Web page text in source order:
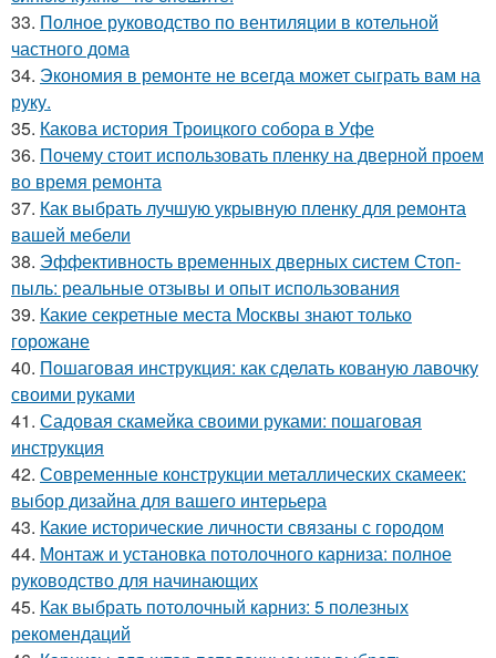
33. Полное руководство по вентиляции в котельной
частного дома
34. Экономия в ремонте не всегда может сыграть вам на
руку.
35. Какова история Троицкого собора в Уфе
36. Почему стоит использовать пленку на дверной проем
во время ремонта
37. Как выбрать лучшую укрывную пленку для ремонта
вашей мебели
38. Эффективность временных дверных систем Стоп-
пыль: реальные отзывы и опыт использования
39. Какие секретные места Москвы знают только
горожане
40. Пошаговая инструкция: как сделать кованую лавочку
своими руками
41. Садовая скамейка своими руками: пошаговая
инструкция
42. Современные конструкции металлических скамеек:
выбор дизайна для вашего интерьера
43. Какие исторические личности связаны с городом
44. Монтаж и установка потолочного карниза: полное
руководство для начинающих
45. Как выбрать потолочный карниз: 5 полезных
рекомендаций